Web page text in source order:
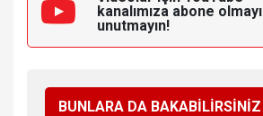
kanalımıza abone olmayı
unutmayın!
BUNLARA DA BAKABİLİRSİNİZ